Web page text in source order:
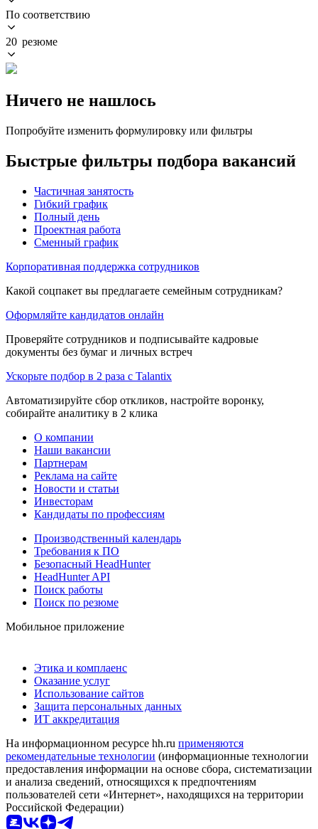
По соответствию
20 резюме
Ничего не нашлось
Попробуйте изменить формулировку или фильтры
Быстрые фильтры подбора вакансий
Частичная занятость
Гибкий график
Полный день
Проектная работа
Сменный график
Корпоративная поддержка сотрудников
Какой соцпакет вы предлагаете семейным сотрудникам?
Оформляйте кандидатов онлайн
Проверяйте сотрудников и подписывайте кадровые
документы без бумаг и личных встреч
Ускорьте подбор в 2 раза с Talantix
Автоматизируйте сбор откликов, настройте воронку,
собирайте аналитику в 2 клика
О компании
Наши вакансии
Партнерам
Реклама на сайте
Новости и статьи
Инвесторам
Кандидаты по профессиям
Производственный календарь
Требования к ПО
Безопасный HeadHunter
HeadHunter API
Поиск работы
Поиск по резюме
Мобильное приложение
Этика и комплаенс
Оказание услуг
Использование сайтов
Защита персональных данных
ИТ аккредитация
На информационном ресурсе hh.ru применяются
рекомендательные технологии (информационные технологии
предоставления информации на основе сбора, систематизации
и анализа сведений, относящихся к предпочтениям
пользователей сети «Интернет», находящихся на территории
Российской Федерации)